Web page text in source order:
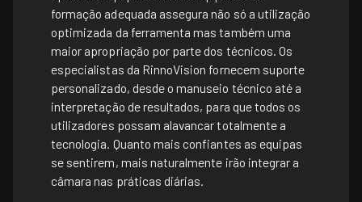
formação adequada assegura não só a utilização
optimizada da ferramenta mas também uma
maior apropriação por parte dos técnicos. Os
especialistas da RinnoVision fornecem suporte
personalizado, desde o manuseio técnico até a
interpretação de resultados, para que todos os
utilizadores possam alavancar totalmente a
tecnologia. Quanto mais confiantes as equipas
se sentirem, mais naturalmente irão integrar a
câmara nas práticas diárias.